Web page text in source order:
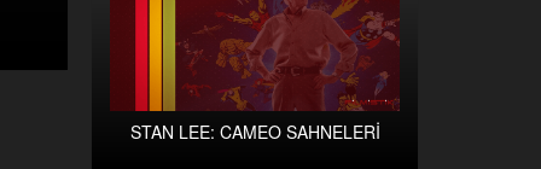
STAN LEE: CAMEO SAHNELERİ